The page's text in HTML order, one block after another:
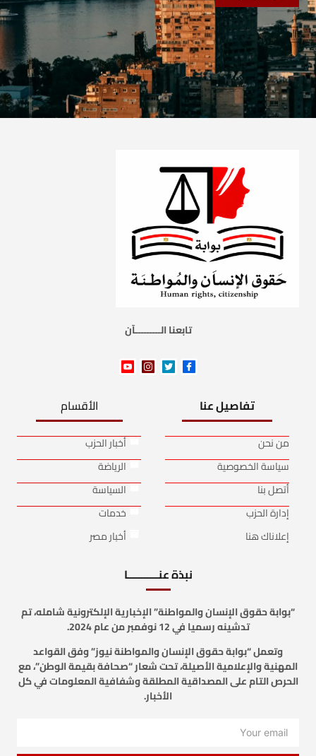
تابعنا الـــــــــآن
تفاصيل عنا
من نحن
سياسة الخصوصية
أتصل بنا
إدارة الحزب
إعلاناك هنا
الأقسام
أخبار الحزب
الرياضة
السياسة
خدمات
أخبار مصر
نبذة عنـــــــــــا
“بوابة حقوق الإنسان والمواطنة” الإخبارية الإلكترونية شامله، تم
تدشينه رسميا في 12 نوفمبر من عام 2024.
وتعمل “بوابة حقوق الإنسان والمواطنة نيوز” وفق القواعد
المهنية والإعلامية الأصيلة، تحت شعار “صحافة بقيمة الوطن”، مع
الحرص التام على المصداقية المطلقة وشفافية المعلومات في كل
الأخبار.